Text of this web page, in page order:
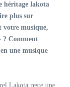
héritage lakota
plus sur
votre musique,
? Comment
une musique
Lakota reste une